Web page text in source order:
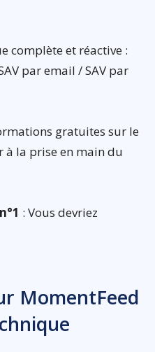
complète et réactive :
par email / SAV par
gratuites sur le
à la prise en main du
: Vous devriez
MomentFeed